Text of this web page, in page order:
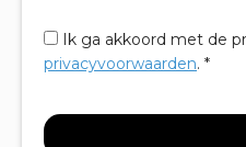
Ik ga akkoord met de
privacyvoorwaarden. *